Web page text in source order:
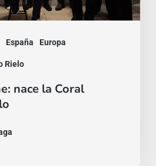
España Europa
Rielo
nace la Coral